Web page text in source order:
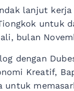
lanjut
untuk
bulan
dengan
Kreatif,
untuk